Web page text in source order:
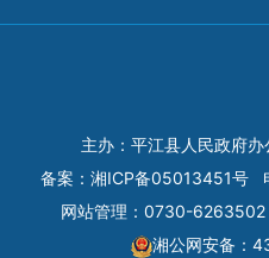
主办：平江县人民政府办
备案： 湘ICP备05013451号
网站管理：0730-6263502
湘公网安备：